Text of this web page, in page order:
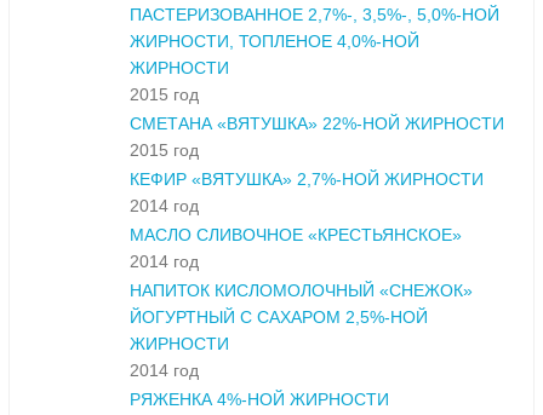
ПАСТЕРИЗОВАННОЕ 2,7%-, 3,5%-, 5,0%-НОЙ
ЖИРНОСТИ, ТОПЛЕНОЕ 4,0%-НОЙ
ЖИРНОСТИ
2015 год
СМЕТАНА «ВЯТУШКА» 22%-НОЙ ЖИРНОСТИ
2015 год
КЕФИР «ВЯТУШКА» 2,7%-НОЙ ЖИРНОСТИ
2014 год
МАСЛО СЛИВОЧНОЕ «КРЕСТЬЯНСКОЕ»
2014 год
НАПИТОК КИСЛОМОЛОЧНЫЙ «СНЕЖОК»
ЙОГУРТНЫЙ С САХАРОМ 2,5%-НОЙ
ЖИРНОСТИ
2014 год
РЯЖЕНКА 4%-НОЙ ЖИРНОСТИ